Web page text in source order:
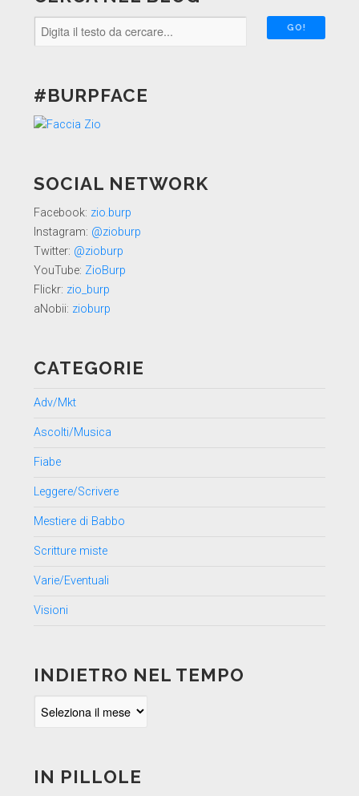
#BURPFACE
SOCIAL NETWORK
Facebook: zio.burp
Instagram: @zioburp
Twitter: @zioburp
YouTube: ZioBurp
Flickr: zio_burp
aNobii: zioburp
CATEGORIE
Adv/Mkt
Ascolti/Musica
Fiabe
Leggere/Scrivere
Mestiere di Babbo
Scritture miste
Varie/Eventuali
Visioni
INDIETRO NEL TEMPO
IN PILLOLE